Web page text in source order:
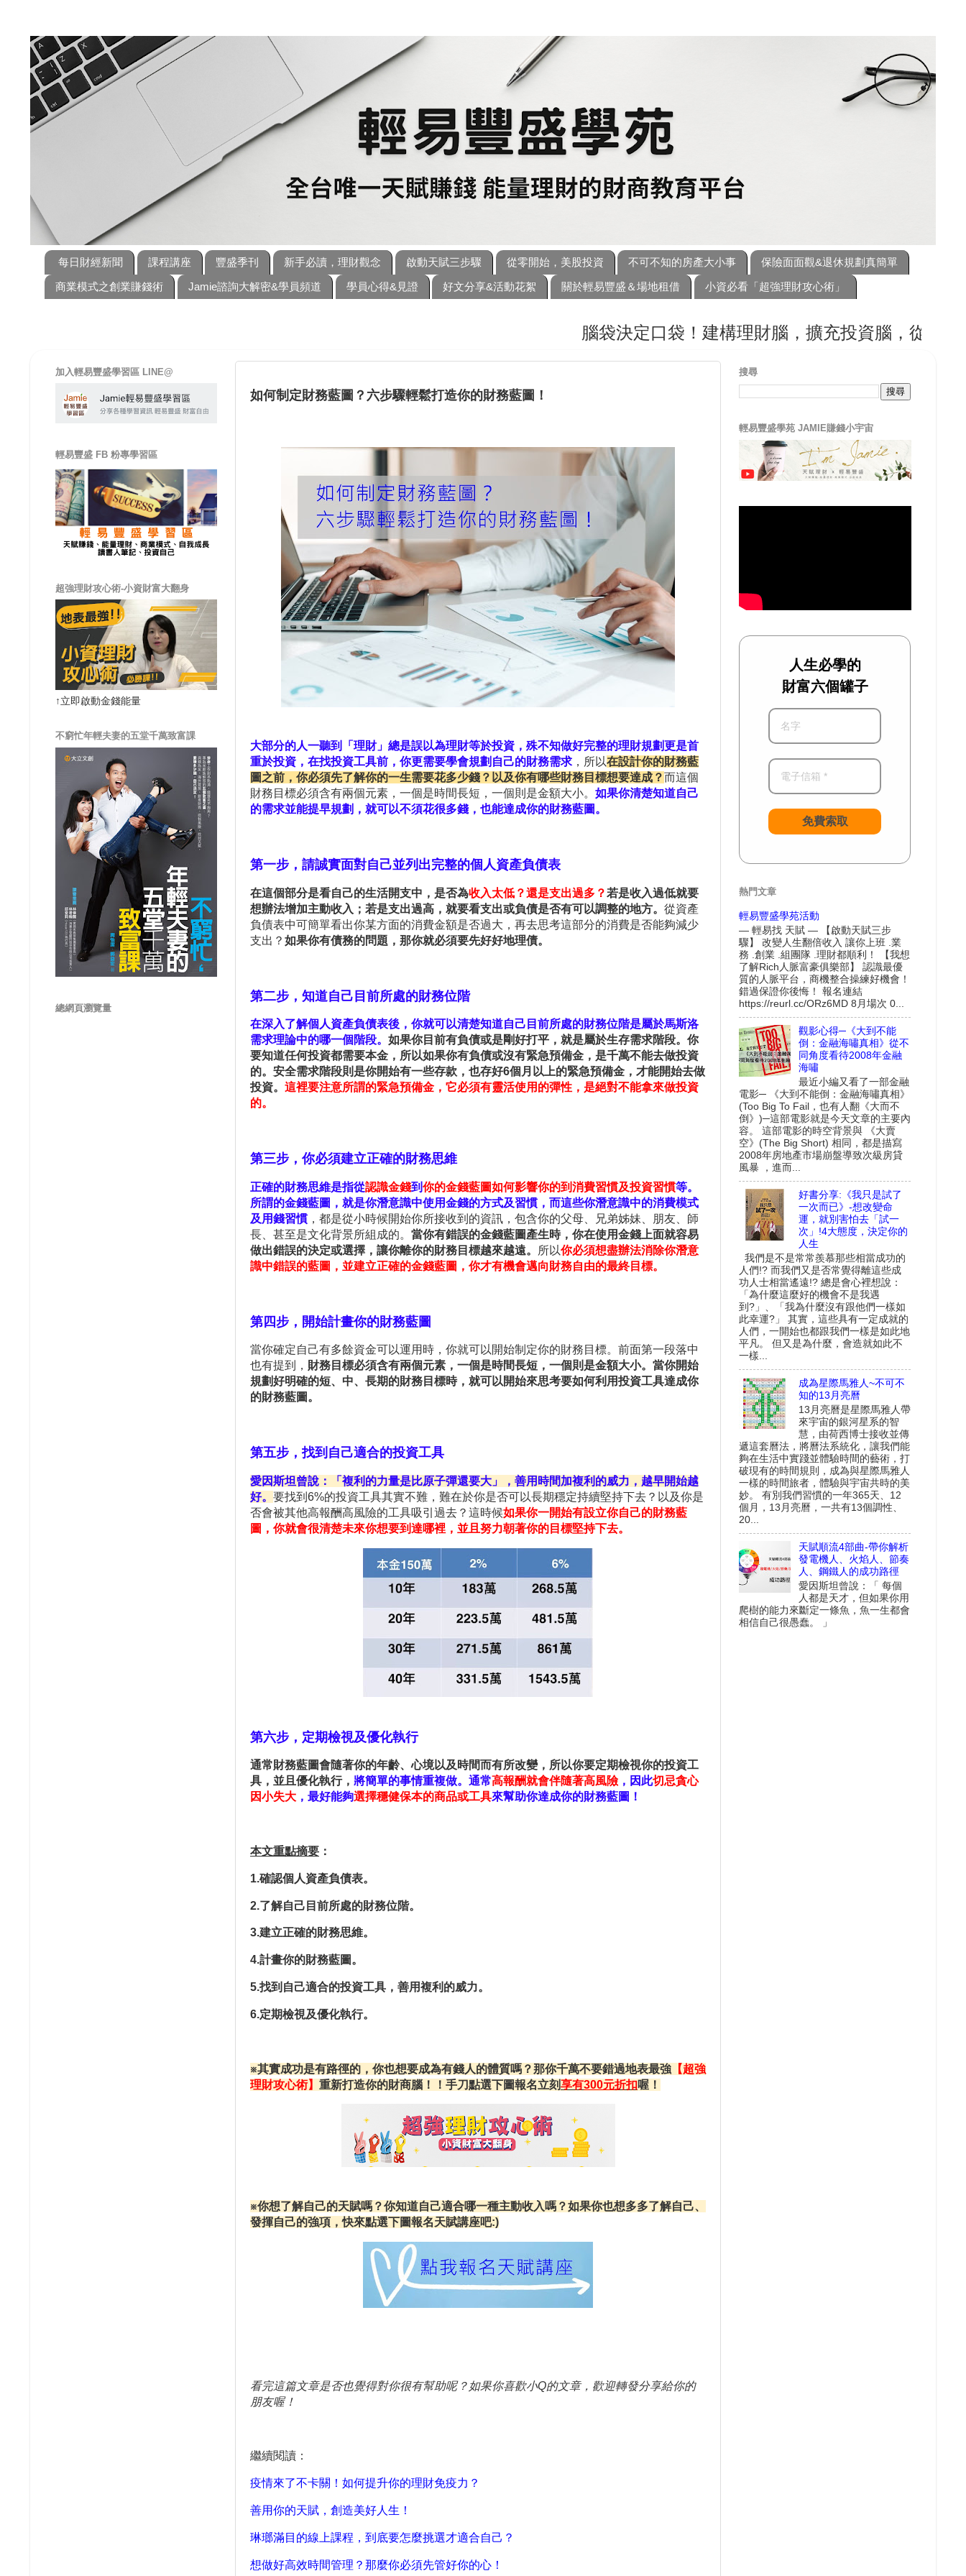
每日財經新聞 課程講座 豐盛季刊 新手必讀，理財觀念 啟動天賦三步驟 從零開始，美股投資 不可不知的房產大小事
保險面面觀&退休規劃真簡單
商業模式之創業賺錢術
Jamie諮詢大解密&學員頻道 學員心得&見證 好文分享&活動花絮 關於輕易豐盛＆場地租借 小資必看「超強理財攻心術」
腦袋決定口袋！建構理財腦，擴充投資腦，從輕易豐盛開
如何制定財務藍圖？六步驟輕鬆打造你的財務藍圖！
大部分的人一聽到「理財」 總是誤以為理財等於投資 ，殊不知做好完整的理財規劃更是首
重於投資 ，在找投資工具前，你更需要學會規劃自己的財務需求，所以在設計你的財務藍
圖之前，你必須先了解你的一生需要花多少錢？以及你有哪些財務目標想要達成？而這個
財務目標必須含有兩個元素，一個是時間長短，一個則是金額大小。 如果你清楚知道自己
的需求並能提早規劃，就可以不須花很多錢，也能達成你的財務藍圖。
第一步，請誠實面對自己並列出完整的個人資產負債表
在這個部分是看自己的生活開支中，是否為收入太低？還是支出過多？若是收入過低就要
想辦法增加主動收入；若是支出過高，就要看支出或負債是否有可以調整的地方。 從資產
負債表中可簡單看出你某方面的消費金額是否過大，再去思考這部分的消費是否能夠減少
支出？ 如果你有債務的問題，那你就必須要先好好地理債。
第二步， 知道自己目前所處的財務位階
在深入了解個人資產負債表後，你就可以清楚知道自己目前所處的財務位階是屬於馬斯洛
需求理論中的哪一個階段。 如果你目前有負債或是剛好打平，就是屬於生存需求階段。你
要知道任何投資都需要本金，所以如果你有負債或沒有緊急預備金，是千萬不能去做投資
的。安全需求階段則是你開始有一些存款，也存好6個月以上的緊急預備金，才能開始去做
投資。 這裡要注意所謂的緊急預備金，它必須有靈活使用的彈性，是絕對不能拿來做投資
的。
第三步，你必須建立正確的財務思維
正確的財務思維是指從認識金錢到你的金錢藍圖如何影響你的到消費習慣及投資習慣等。
所謂的金錢藍圖，就是你潛意識中使用金錢的方式及習慣，而這些你潛意識中的消費模式
及用錢習慣，都是從小時候開始你所接收到的資訊，包含你的父母、兄弟姊妹、朋友、師
長、甚至是文化背景所組成的。 當你有錯誤的金錢藍圖產生時，你在使用金錢上面就容易
做出錯誤的決定或選擇，讓你離你的財務目標越來越遠。
所以你必須想盡辦法消除你潛意
識中錯誤的藍圖，並建立正確的金錢藍圖，你才有機會邁向財務自由的最終目標。
第四步，開始計畫你的財務藍圖
當你確定自己有多餘資金可以運用時，你就可以開始制定你的財務目標。前面第一段落中
也有提到， 財務目標必須含有兩個元素，一個是時間長短，一個則是金額大小。 當你開始
規劃好明確的短、中、長期的財務目標時，就可以開始來思考要如何利用投資工具達成你
的財務藍圖。
第五步，找到自己適合的投資工具
愛因斯坦曾說：「複利的力量是比原子彈還要大」，善用時間加複利的威力，越早開始越
好。 要找到 6%的投資工具其實不難，難在於你是否可以長期穩定持續堅持下去？以及你是
否會被其他高報酬高風險的工具吸引過去？這時候如果你一開始有設立你自己的財務藍
圖，你就會很清楚未來你想要到達哪裡，並且努力朝著你的目標堅持下去。
第六步，定期檢視及優化執行
通常財務藍圖會隨著你的年齡、心境以及時間而有所改變，所以你要定期檢視你的投資工
具，並且優化執行， 將簡單的事情重複做。通常高報酬就會伴隨著高風險 ，因此切忌貪心
因小失大 ，最好能夠選擇穩健保本的商品或工具來幫助你達成你的財務藍圖！
本文重點摘要 ：
1.確認個人資產負債表。
2.了解自己目前所處的財務位階。
3.建立正確的財務思維。
4.計畫你的財務藍圖。
5.找到自己適合的投資工具，善用複利的威力。
6.定期檢視及優化執行。
※其實成功是有路徑的，你也想要成為有錢人的體質嗎？那你千萬不要錯過地表最強 【超強
理財攻心術】 重新打造你的財商腦 ！！ 手刀點選下圖報名立刻享有300元折扣喔！
※你想了解自己的天賦嗎？你知道自己適合哪一種主動收入嗎？如果你也想多多了解自己、
發揮自己的強項，快來點選下圖報名天賦講座吧:)
看完這篇文章是否也覺得對你很有幫助呢？如果你喜歡小Q的文章，歡迎轉發分享給你的
朋友喔！
繼續閱讀：
疫情來了不卡關！如何提升你的理財免疫力？
善用你的天賦，創造美好人生！
琳瑯滿目的線上課程，到底要怎麼挑選才適合自己？
想做好高效時間管理？那麼你必須先管好你的心！
加入輕易豐盛學習區 LINE@
輕易豐盛 FB 粉專學習區
超強理財攻心術-小資財富大翻身
↑立即啟動金錢能量
不窮忙年輕夫妻的五堂千萬致富課
總網頁瀏覽量
搜尋
輕易豐盛學苑 JAMIE賺錢小宇宙
人生必學的
財富六個罐子
免費索取
熱門文章
輕易豐盛學苑活動
— 輕易找 天賦 — 【啟動天賦三步
驟】 改變人生翻倍收入 讓你上班 .業
務 .創業 .組團隊 .理財都順利！ 【我想
了解Rich人脈富豪俱樂部】 認識最優
質的人脈平台，商機整合操練好機會！
錯過保證你後悔！ 報名連結
https://reurl.cc/ORz6MD 8月場次 0...
觀影心得─《大到不能
倒：金融海嘯真相》從不
同角度看待2008年金融
海嘯
最近小編又看了一部金融
電影─ 《大到不能倒：金融海嘯真相》
(Too Big To Fail，也有人翻《大而不
倒》)─這部電影就是今天文章的主要內
容。 這部電影的時空背景與 《大賣
空》(The Big Short) 相同，都是描寫
2008年房地產市場崩盤導致次級房貸
風暴 ，進而...
好書分享:《我只是試了
一次而已》-想改變命
運，就別害怕去「試一
次」!4大態度，決定你的
人生
我們是不是常常羨慕那些相當成功的
人們!? 而我們又是否常覺得離這些成
功人士相當遙遠!? 總是會心裡想說：
「為什麼這麼好的機會不是我遇
到?」、「我為什麼沒有跟他們一樣如
此幸運?」 其實，這些具有一定成就的
人們，一開始也都跟我們一樣是如此地
平凡。 但又是為什麼，會造就如此不
一樣...
成為星際馬雅人~不可不
知的13月亮曆
13月亮曆是星際馬雅人帶
來宇宙的銀河星系的智
慧，由荷西博士接收並傳
遞這套曆法，將曆法系統化，讓我們能
夠在生活中實踐並體驗時間的藝術，打
破現有的時間規則，成為與星際馬雅人
一樣的時間旅者，體驗與宇宙共時的美
妙。 有別我們習慣的一年365天、12
個月，13月亮曆，一共有13個調性、
20...
天賦順流4部曲-帶你解析
發電機人、火焰人、節奏
人、鋼鐵人的成功路徑
愛因斯坦曾說：「 每個
人都是天才，但如果你用
爬樹的能力來斷定一條魚，魚一生都會
相信自己很愚蠢。 」